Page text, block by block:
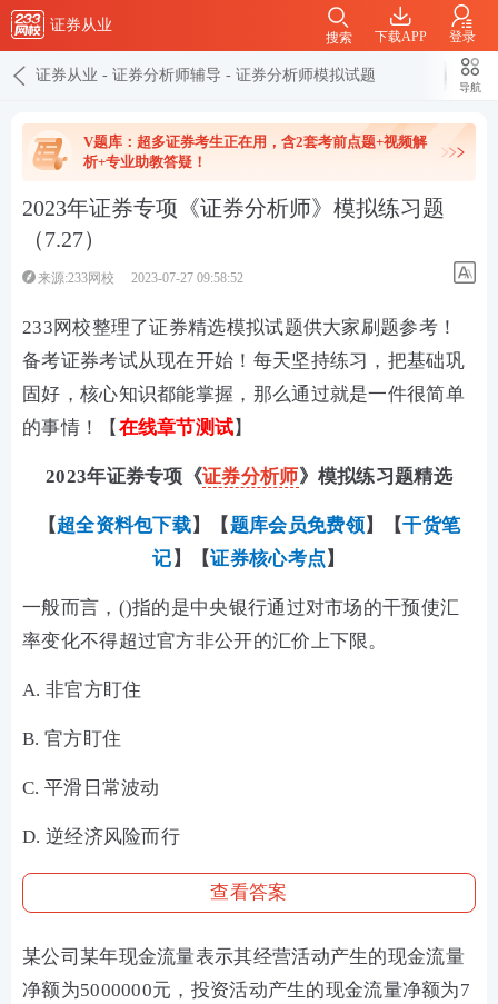
证券从业
下载APP 登录
搜索
证券从业 - 证券分析师辅导 - 证券分析师模拟试题
导航
V题库：超多证券考生正在用，含2套考前点题+视频解
析+专业助教答疑！
2023年证券专项《证券分析师》模拟练习题
（7.27）
来源:233网校 2023-07-27 09:58:52
233网校整理了证券精选模拟试题供大家刷题参考！
备考证券考试从现在开始！每天坚持练习，把基础巩
固好，核心知识都能掌握，那么通过就是一件很简单
的事情！【 在线章节测试】
2023年证券专项《证券分析师》模拟练习题精选
【超全资料包下载】【题库会员免费领】【干货笔
记 】【证券核心考点 】
一般而言，()指的是中央银行通过对市场的干预使汇
率变化不得超过官方非公开的汇价上下限。
A. 非官方盯住
B. 官方盯住
C. 平滑日常波动
D. 逆经济风险而行
查看答案
某公司某年现金流量表示其经营活动产生的现金流量
净额为5000000元，投资活动产生的现金流量净额为7